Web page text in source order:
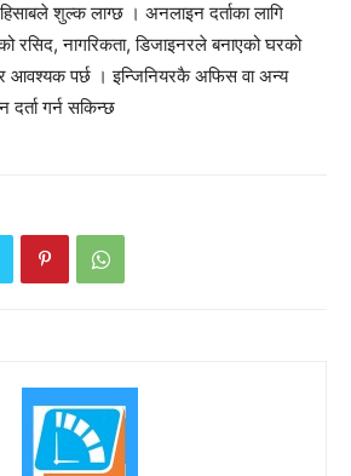
शुल्क लाग्छ । अनलाइन दर्ताका लागि
रसिद, नागरिकता, डिजाइनरले बनाएको घरको
आवश्यक पर्छ । इन्जिनियरकै अफिस वा अन्य
गर्न सकिन्छ